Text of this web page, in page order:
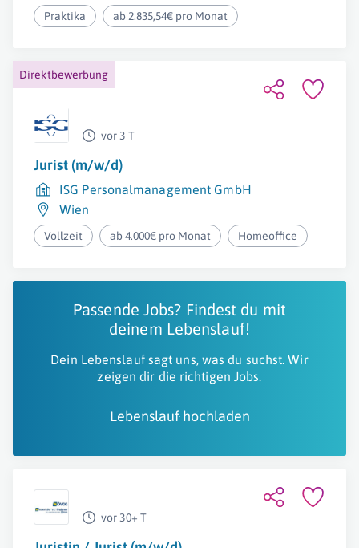
Praktika ab 2.835,54€ pro Monat
Direktbewerbung
vor 3 T
Jurist (m/w/d)
ISG Personalmanagement GmbH
Wien
Vollzeit ab 4.000€ pro Monat Homeoffice
Passende Jobs? Findest du mit
deinem Lebenslauf!
Dein Lebenslauf sagt uns, was du suchst. Wir
zeigen dir die richtigen Jobs.
Lebenslauf hochladen
vor 30+ T